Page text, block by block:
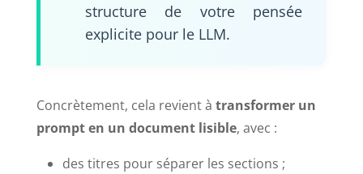
structure de votre pensée
explicite pour le LLM.
Concrètement, cela revient à transformer un
prompt en un document lisible, avec :
des titres pour séparer les sections ;